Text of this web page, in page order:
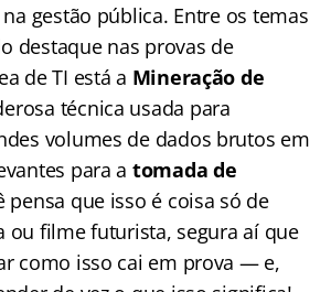
gestão pública. Entre os temas
destaque nas provas de
de TI está a Mineração de
técnica usada para
volumes de dados brutos em
para a tomada de
pensa que isso é coisa só de
ou filme futurista, segura aí que
como isso cai em prova — e,